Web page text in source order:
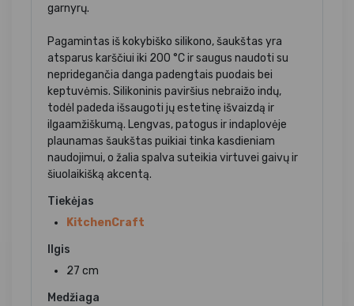
garnyrų.
Pagamintas iš kokybiško silikono, šaukštas yra
atsparus karščiui iki 200 °C ir saugus naudoti su
nepridegančia danga padengtais puodais bei
keptuvėmis. Silikoninis paviršius nebraižo indų,
todėl padeda išsaugoti jų estetinę išvaizdą ir
ilgaamžiškumą. Lengvas, patogus ir indaplovėje
plaunamas šaukštas puikiai tinka kasdieniam
naudojimui, o žalia spalva suteikia virtuvei gaivų ir
šiuolaikišką akcentą.
Tiekėjas
KitchenCraft
Ilgis
27 cm
Medžiaga